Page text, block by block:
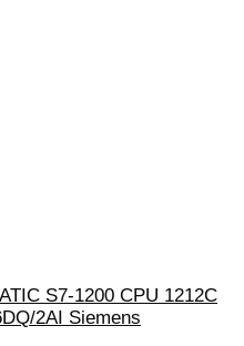
S7-1200 CPU 1212C
2AI Siemens